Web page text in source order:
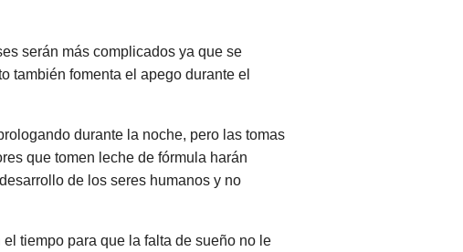
serán más complicados ya que se
también fomenta el apego durante el
durante la noche, pero las tomas
que tomen leche de fórmula harán
de los seres humanos y no
tiempo para que la falta de sueño no le